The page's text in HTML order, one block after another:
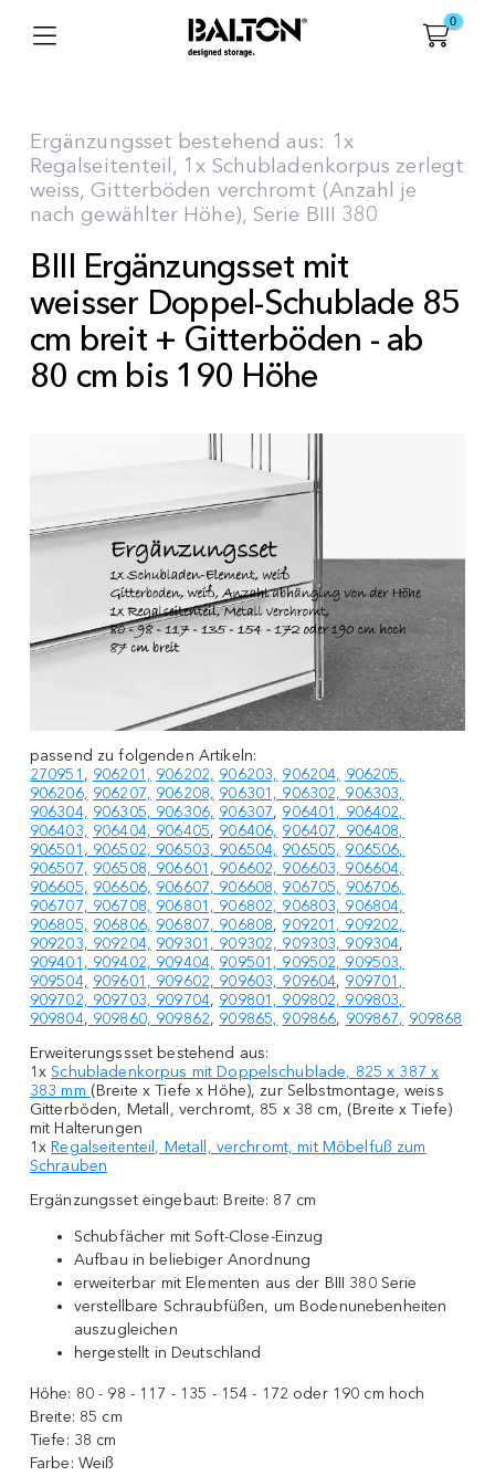
0
Ergänzungsset bestehend aus: 1x
Regalseitenteil, 1x Schubladenkorpus zerlegt
weiss, Gitterböden verchromt (Anzahl je
nach gewählter Höhe), Serie BIII 380
BIII Ergänzungsset mit
weisser Doppel-Schublade 85
cm breit + Gitterböden - ab
80 cm bis 190 Höhe
passend zu folgenden Artikeln:
270951 , 906201, 906202, 906203, 906204, 906205,
906206, 906207, 906208, 906301, 906302, 906303,
906304, 906305, 906306, 906307, 906401, 906402,
906403, 906404, 906405, 906406, 906407, 906408,
906501, 906502, 906503, 906504, 906505, 906506,
906507, 906508, 906601, 906602, 906603, 906604,
906605, 906606, 906607, 906608, 906705, 906706,
906707, 906708, 906801, 906802, 906803, 906804,
906805, 906806, 906807, 906808, 909201, 909202,
909203, 909204, 909301, 909302, 909303, 909304,
909401, 909402, 909404, 909501, 909502, 909503,
909504, 909601, 909602, 909603, 909604, 909701,
909702, 909703, 909704, 909801, 909802, 909803,
909804, 909860, 909862, 909865, 909866, 909867, 909868
Erweiterungssset bestehend aus:
1xSchubladenkorpus mit Doppelschublade, 825 x 387 x
383 mm (Breite x Tiefe x Höhe), zur Selbstmontage, weiss
Gitterböden, Metall, verchromt, 85 x 38 cm, (Breite x Tiefe)
mit Halterungen
1xRegalseitenteil, Metall, verchromt, mit Möbelfuß zum
Schrauben
Ergänzungsset eingebaut: Breite: 87 cm
Schubfächer mit Soft-Close-Einzug
Aufbau in beliebiger Anordnung
erweiterbar mit Elementen aus der BIII 380 Serie
verstellbare Schraubfüßen, um Bodenunebenheiten
auszugleichen
hergestellt in Deutschland
Höhe: 80 - 98 - 117 - 135 - 154 - 172 oder 190 cm hoch
Breite: 85 cm
Tiefe: 38 cm
Farbe: Weiß